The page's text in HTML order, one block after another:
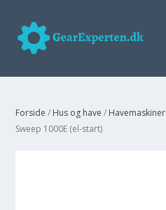
Forside / Hus og have / Havemaskiner
Sweep 1000E (el-start)